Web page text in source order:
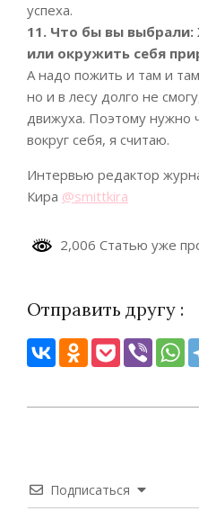
успеха.
11. Что бы вы
или окружить себя
А надо пожить и там и
но и в лесу долго не
движуха. Поэтому нужно
вокруг себя, я считаю.
Интервью редактор
Кира @smittkira
2,006 Статью уже
Отправить другу :
Подписаться